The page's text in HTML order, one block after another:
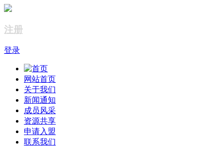
注册
登录
网站首页
关于我们
新闻通知
成员风采
资源共享
申请入盟
联系我们